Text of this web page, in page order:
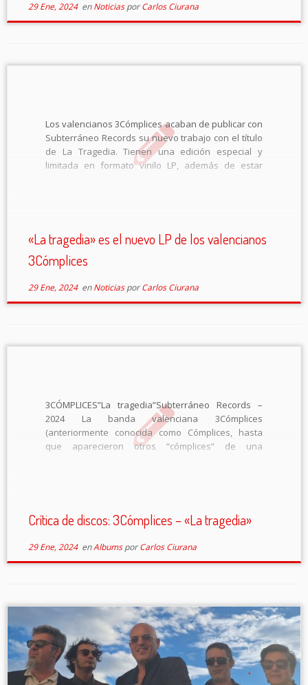
29 Ene, 2024enNoticiasporCarlos Ciurana
Los valencianos 3Cómplices acaban de publicar con
Subterráneo Records su nuevo trabajo con el título
de La Tragedia. Tienen una edición especial y
limitada en formato vinilo LP, además de estar
«La tragedia» es el nuevo LP de los valencianos
3Cómplices
29 Ene, 2024enNoticiasporCarlos Ciurana
3CÓMPLICES”La tragedia”Subterráneo Records –
2024 La banda valenciana 3Cómplices
(anteriormente conocida como Cómplices, hasta
que aparecieron otros “cómplices” de una
Crítica de discos: 3Cómplices – «La tragedia»
29 Ene, 2024enAlbumsporCarlos Ciurana